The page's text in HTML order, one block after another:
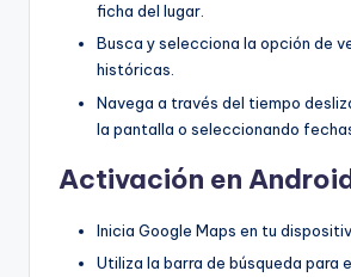
ficha del lugar.
Busca y selecciona la opción de
históricas.
Navega a través del tiempo
la pantalla o seleccionando
Activación en
Inicia Google Maps en tu
Utiliza la barra de búsqueda para